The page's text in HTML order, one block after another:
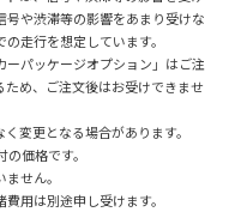
や渋滞等の影響をあまり受けな
走行を想定しています。
パッケージオプション」はご注
め、ご注文後はお受けできませ
変更となる場合があります。
価格です。
せん。
用は別途申し受けます。